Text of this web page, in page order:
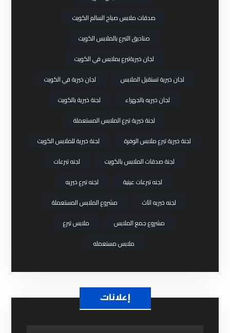
صدقات ملابس صباح السالم الكويت
صناديق التبرع بالملابس الكويت
لجان خيريةتبرع بملابس في الكويت
لجان خيرية تستقبل الملابس
لجان خيرية في الكويت
لجان خيريه بالجهراء
لجنة خيرية بالكويت
لجنة خيرية تبرع الملابس المستعملة
لجنة خيرية تبرع ملابس الوفرة
لجنة خيرية للملابس الكويت
لجنة صدقات الملابس بالكويت
لجنه تبرعات
لجنه تبرعات عينية
لجنه تبرع خيريه
لجنه خيريه اثاث
مشروع الملابس المستعملة
مشروع جمع الملابس
ملابس تبرع
ملابس مستعمله
إعلانات